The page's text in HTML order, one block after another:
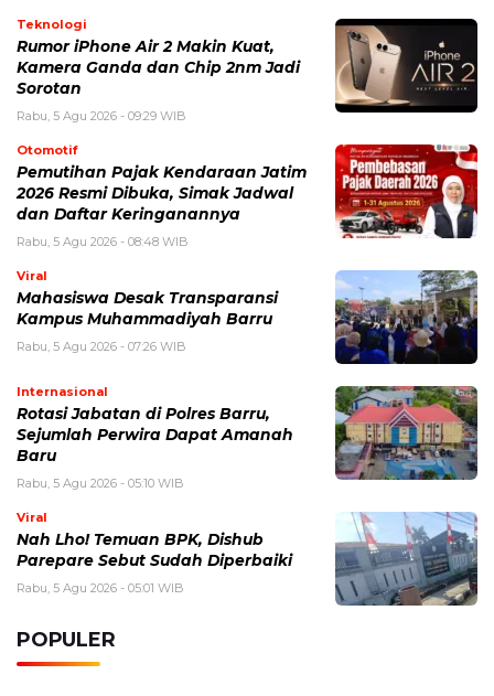
Teknologi
Rumor iPhone Air 2 Makin Kuat,
Kamera Ganda dan Chip 2nm Jadi
Sorotan
Rabu, 5 Agu 2026 - 09:29 WIB
Otomotif
Pemutihan Pajak Kendaraan Jatim
2026 Resmi Dibuka, Simak Jadwal
dan Daftar Keringanannya
Rabu, 5 Agu 2026 - 08:48 WIB
Viral
Mahasiswa Desak Transparansi
Kampus Muhammadiyah Barru
Rabu, 5 Agu 2026 - 07:26 WIB
Internasional
Rotasi Jabatan di Polres Barru,
Sejumlah Perwira Dapat Amanah
Baru
Rabu, 5 Agu 2026 - 05:10 WIB
Viral
Nah Lho! Temuan BPK, Dishub
Parepare Sebut Sudah Diperbaiki
Rabu, 5 Agu 2026 - 05:01 WIB
POPULER